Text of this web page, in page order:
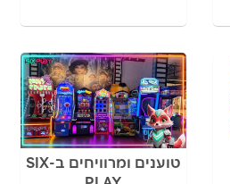
טוענים ומרוויחים ב-SIX